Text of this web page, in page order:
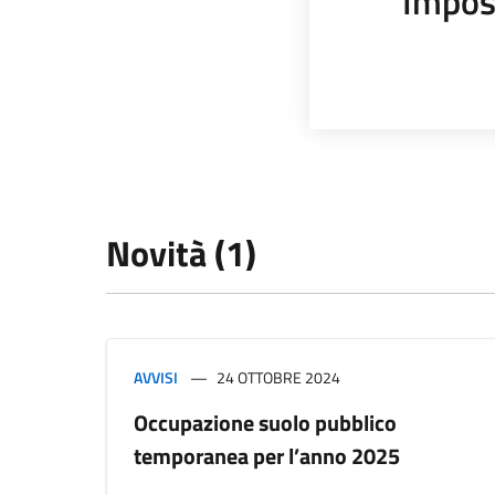
Novità (1)
AVVISI 24 OTTOBRE 2024
Occupazione suolo pubblico
temporanea per l’anno 2025